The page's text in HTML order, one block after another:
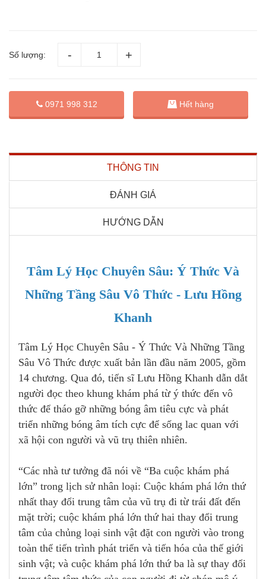
Số lượng:
0971 998 312 Hết hàng
THÔNG TIN
ĐÁNH GIÁ
HƯỚNG DẪN
Tâm Lý Học Chuyên Sâu: Ý Thức Và
Những Tầng Sâu Vô Thức - Lưu Hồng
Khanh
Tâm Lý Học Chuyên Sâu - Ý Thức Và Những Tầng
Sâu Vô Thức được xuất bản lần đầu năm 2005, gồm
14 chương. Qua đó, tiến sĩ Lưu Hồng Khanh dẫn dắt
người đọc theo khung khám phá từ ý thức đến vô
thức để tháo gỡ những bóng âm tiêu cực và phát
triển những bóng âm tích cực để sống lac quan với
xã hội con người và vũ trụ thiên nhiên.
“Các nhà tư tưởng đã nói về “Ba cuộc khám phá
lớn” trong lịch sử nhân loại: Cuộc khám phá lớn thứ
nhất thay đổi trung tâm của vũ trụ đi từ trái đất đến
mặt trời; cuộc khám phá lớn thứ hai thay đổi trung
tâm của chủng loại sinh vật đặt con người vào trong
toàn thể tiến trình phát triển và tiến hóa của thế giới
sinh vật; và cuộc khám phá lớn thứ ba là sự thay đổi